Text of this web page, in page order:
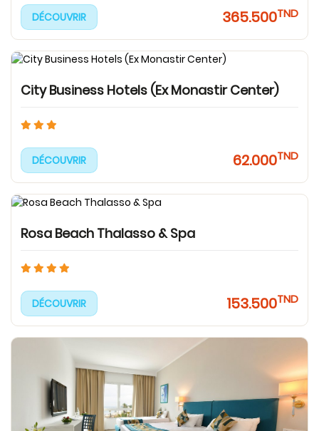
DÉCOUVRIR 365.500TND
City Business Hotels (Ex Monastir Center)
DÉCOUVRIR 62.000TND
Rosa Beach Thalasso & Spa
DÉCOUVRIR 153.500TND